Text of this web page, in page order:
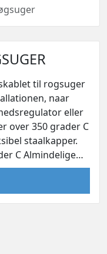
til rogsuger
naar
eller
over 350 grader C
staalkapper.
C Almindelige…